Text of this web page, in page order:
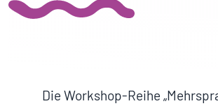
Die Workshop-Reihe